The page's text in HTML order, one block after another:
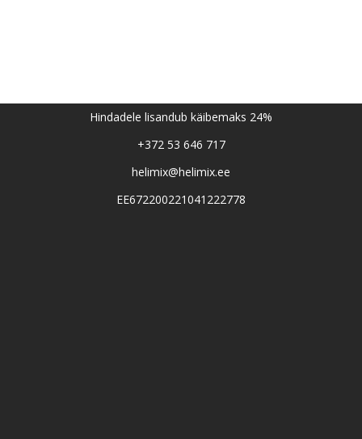
Hindadele lisandub käibemaks 24%
+372 53 646 717
helimix@helimix.ee
EE672200221041222778